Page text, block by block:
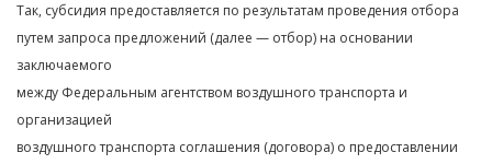
Так, субсидия предоставляется по результатам проведения отбора
путем запроса предложений (далее — отбор) на основании
заключаемого
между Федеральным агентством воздушного транспорта и
организацией
воздушного транспорта соглашения (договора) о предоставлении